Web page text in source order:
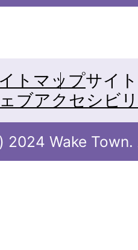
トマップサイ
ブアクセシビ
2024 Wake Town.